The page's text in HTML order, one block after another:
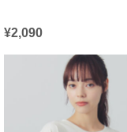
¥2,090